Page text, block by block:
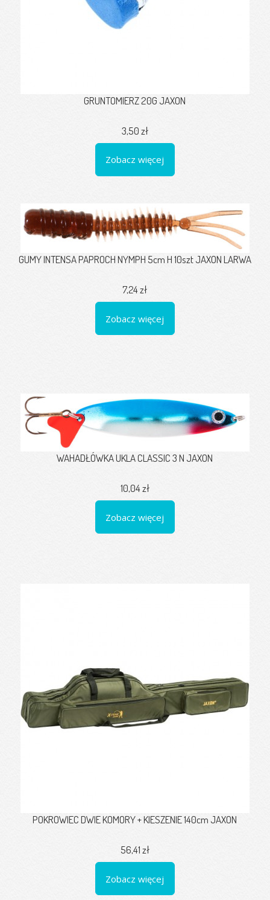
GRUNTOMIERZ 20G JAXON
3,50 zł
Zobacz więcej
GUMY INTENSA PAPROCH NYMPH 5cm H 10szt JAXON LARWA
7,24 zł
Zobacz więcej
WAHADŁÓWKA UKLA CLASSIC 3 N JAXON
10,04 zł
Zobacz więcej
POKROWIEC DWIE KOMORY + KIESZENIE 140cm JAXON
56,41 zł
Zobacz więcej